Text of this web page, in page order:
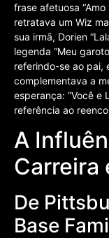
frase afetuosa
retratava um Wiz
sua irmã, Dorien
legenda “Meu
referindo-se ao pai,
complementava a
esperança: “Você e
referência ao
A
Carreira
De
Base